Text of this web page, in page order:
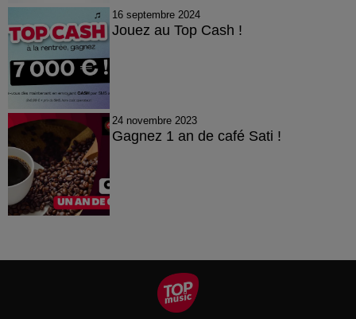
16 septembre 2024
Jouez au Top Cash !
24 novembre 2023
Gagnez 1 an de café Sati !